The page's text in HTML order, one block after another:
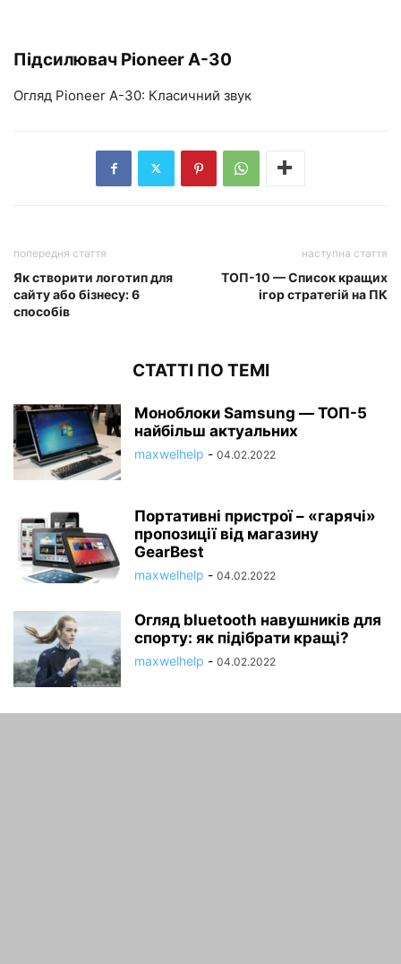
Підсилювач Pioneer A-30
Огляд Pioneer A-30: Класичний звук
попередня стаття
Як створити логотип для
сайту або бізнесу: 6
способів
наступна стаття
ТОП-10 — Список кращих
ігор стратегій на ПК
СТАТТІ ПО ТЕМІ
Моноблоки Samsung — ТОП-5
найбільш актуальних
maxwelhelp - 04.02.2022
Портативні пристрої – «гарячі»
пропозиції від магазину
GearBest
maxwelhelp - 04.02.2022
Огляд bluetooth навушників для
спорту: як підібрати кращі?
maxwelhelp - 04.02.2022